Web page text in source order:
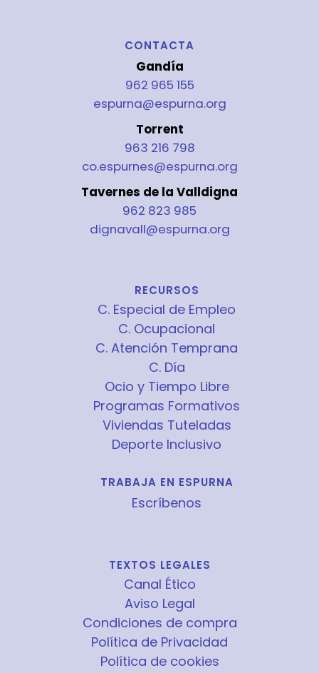
CONTACTA
Gandía
962 965 155
espurna@espurna.org
Torrent
963 216 798
co.espurnes@espurna.org
Tavernes de la Valldigna
962 823 985
dignavall@espurna.org
RECURSOS
C. Especial de Empleo
C. Ocupacional
C. Atención Temprana
C. Día
Ocio y Tiempo Libre
Programas Formativos
Viviendas Tuteladas
Deporte Inclusivo
TRABAJA EN ESPURNA
Escríbenos
TEXTOS LEGALES
Canal Ético
Aviso Legal
Condiciones de compra
Política de Privacidad
Política de cookies